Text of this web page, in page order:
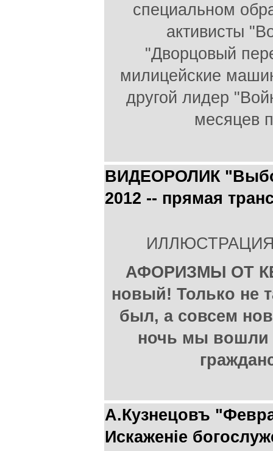
специальном
активисты
"Дворцовый
милицейские
другой лидер
месяцев
ВИДЕОРОЛИК
2012 -- прямая
ИЛЛЮСТРАЦИЯ
АФОРИЗМЫ ОТ
новый! Только не
был, а совсем
ночь мы вошли
А.Кузнецовъ
Искаженіе